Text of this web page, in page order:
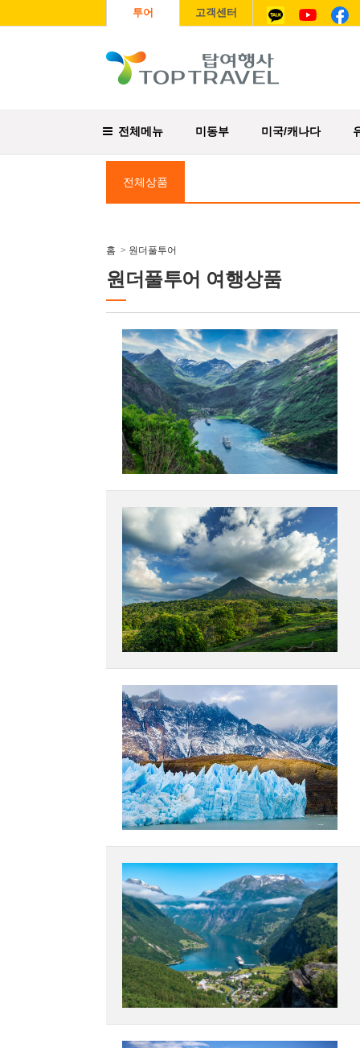
투어 고객센터
전체메뉴 미동부 미국/캐나다
전체상품
홈 > 원더풀투어
원더풀투어 여행상품